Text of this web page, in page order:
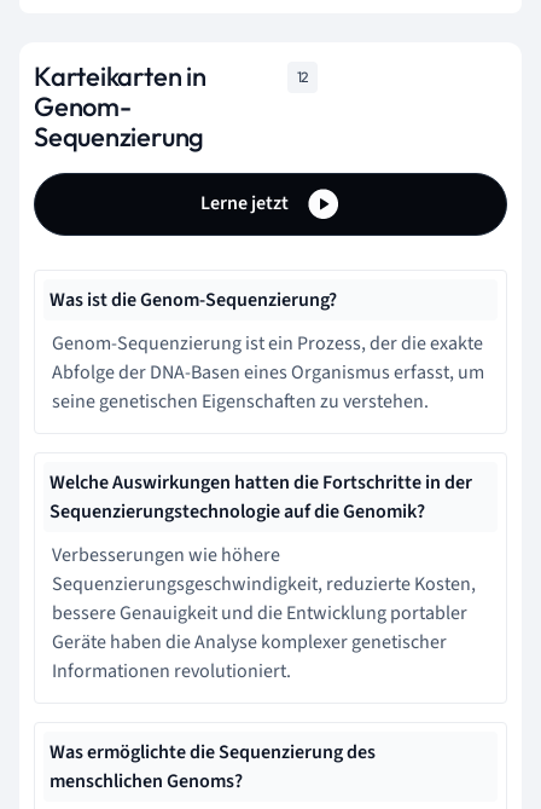
Karteikarten in
Genom-
Sequenzierung
12
Lerne jetzt
Was ist die Genom-Sequenzierung?
Genom-Sequenzierung ist ein Prozess, der die exakte
Abfolge der DNA-Basen eines Organismus erfasst, um
seine genetischen Eigenschaften zu verstehen.
Welche Auswirkungen hatten die Fortschritte in der
Sequenzierungstechnologie auf die Genomik?
Verbesserungen wie höhere
Sequenzierungsgeschwindigkeit, reduzierte Kosten,
bessere Genauigkeit und die Entwicklung portabler
Geräte haben die Analyse komplexer genetischer
Informationen revolutioniert.
Was ermöglichte die Sequenzierung des
menschlichen Genoms?